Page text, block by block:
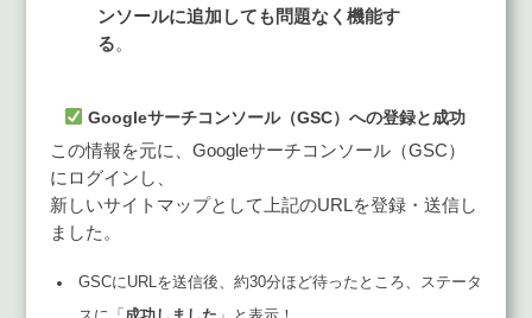
ンソールに追加しても問題なく機能す
る。
Googleサーチコンソール（GSC）への登録と成功
この情報を元に、Googleサーチコンソール（GSC）
にログインし、
新しいサイトマップとして上記のURLを登録・送信し
ました。
GSCにURLを送信後、約30分ほど待ったところ、ステータ